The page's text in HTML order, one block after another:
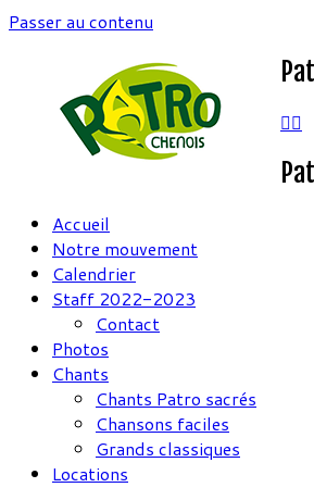
Passer au contenu
Accueil
Notre mouvement
Calendrier
Staff 2022-2023
Contact
Photos
Chants
Chants Patro sacrés
Chansons faciles
Grands classiques
Locations